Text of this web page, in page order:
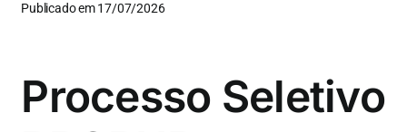
Publicado em 17/07/2026
Processo Seletivo